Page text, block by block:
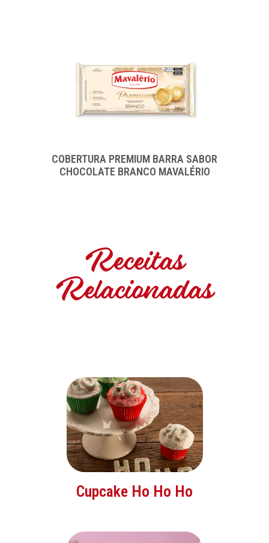
COBERTURA PREMIUM BARRA SABOR
CHOCOLATE BRANCO MAVALÉRIO
Receitas
Relacionadas
Cupcake Ho Ho Ho